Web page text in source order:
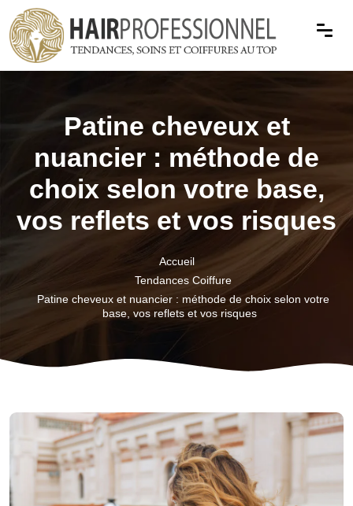
Patine cheveux et
nuancier : méthode de
choix selon votre base,
vos reflets et vos risques
Accueil
Tendances Coiffure
Patine cheveux et nuancier : méthode de choix selon votre
base, vos reflets et vos risques